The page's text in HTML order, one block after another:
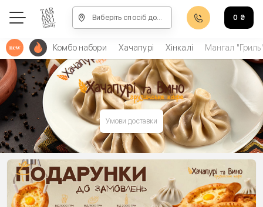
Виберіть спосіб доставки, щоб зробити замовлення 0 ₴
Умови доставки
Комбо набори Хачапурі Хінкалі Мангал